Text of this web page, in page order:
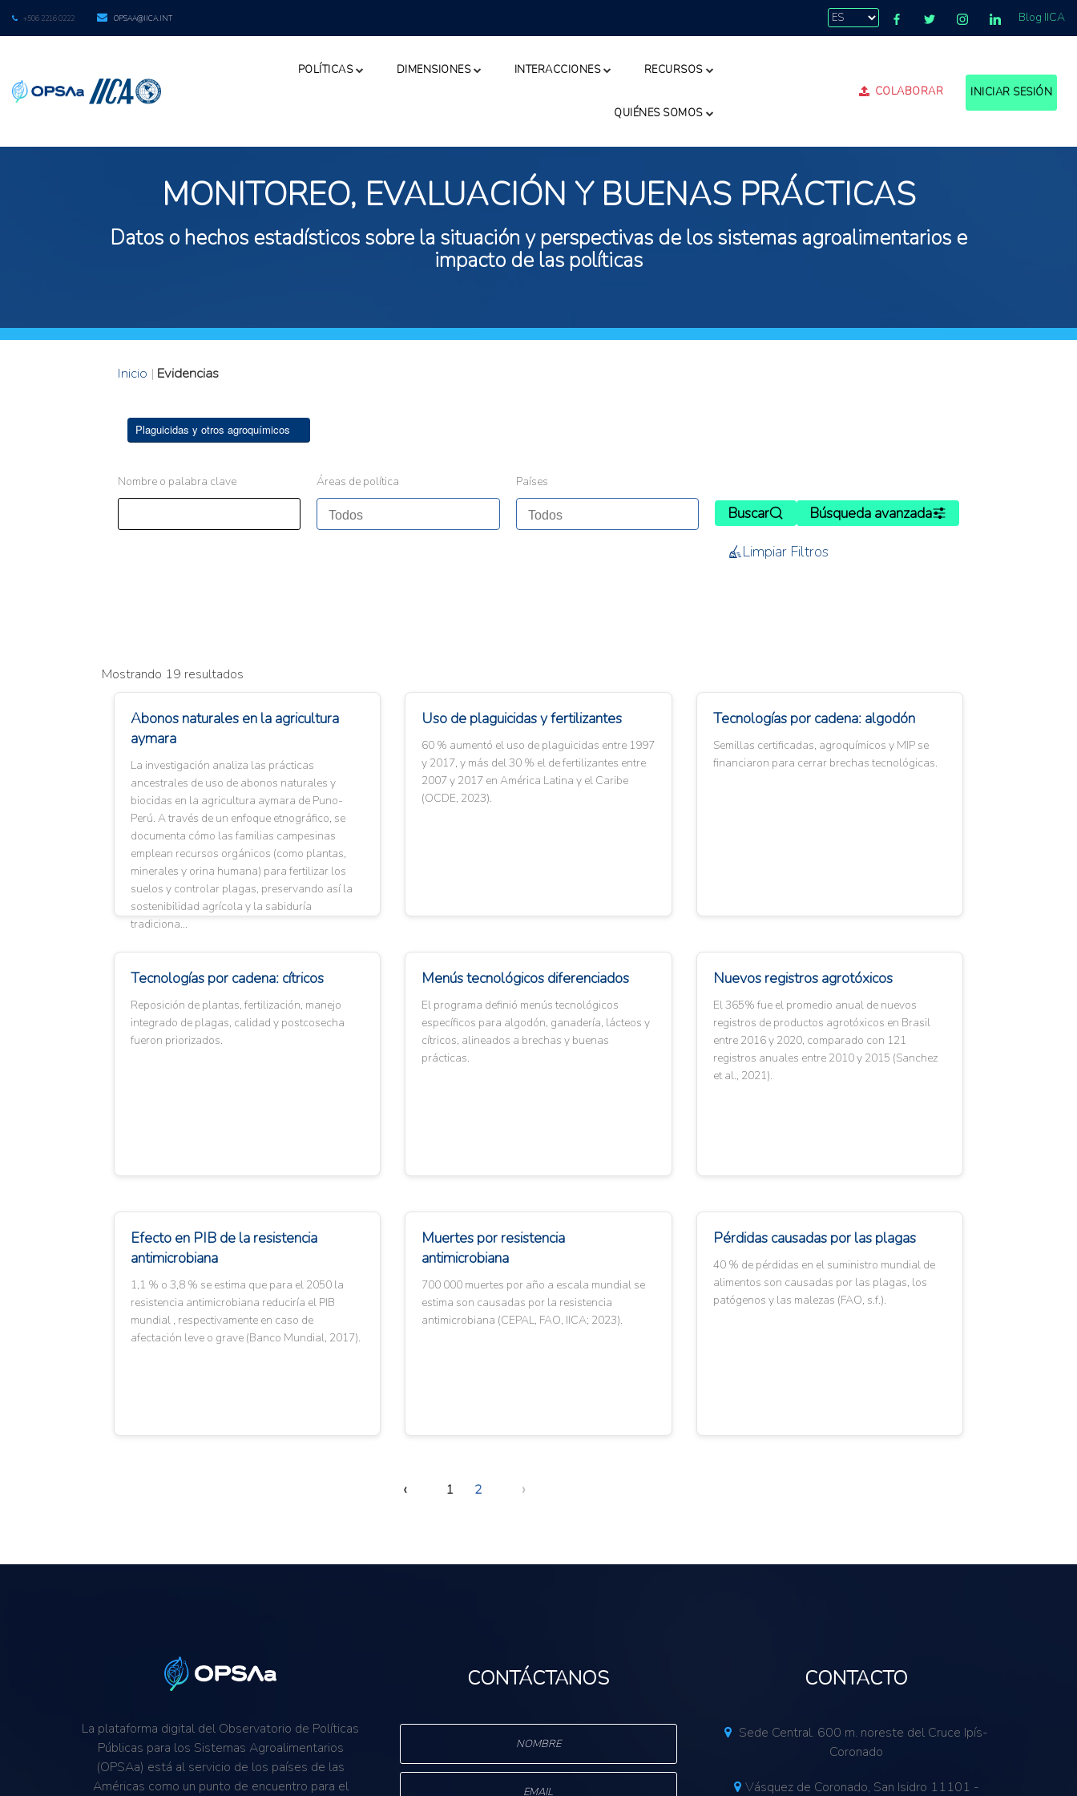
+506 2216 0222 OPSAA@IICA.INT Blog IICA
POLÍTICAS DIMENSIONES INTERACCIONES RECURSOS
QUIÉNES SOMOS
COLABORAR INICIAR SESIÓN
MONITOREO, EVALUACIÓN Y BUENAS PRÁCTICAS
Datos o hechos estadísticos sobre la situación y perspectivas de los sistemas agroalimentarios e
impacto de las políticas
Inicio | Evidencias
Plaguicidas y otros agroquímicos
Nombre o palabra clave Áreas de política Países
Buscar
Búsqueda avanzada
Limpiar Filtros
Mostrando 19 resultados
Abonos naturales en la agricultura
aymara
La investigación analiza las prácticas
ancestrales de uso de abonos naturales y
biocidas en la agricultura aymara de Puno-
Perú. A través de un enfoque etnográfico, se
documenta cómo las familias campesinas
emplean recursos orgánicos (como plantas,
minerales y orina humana) para fertilizar los
suelos y controlar plagas, preservando así la
sostenibilidad agrícola y la sabiduría
tradiciona...
Uso de plaguicidas y fertilizantes
60 % aumentó el uso de plaguicidas entre 1997
y 2017, y más del 30 % el de fertilizantes entre
2007 y 2017 en América Latina y el Caribe
(OCDE, 2023).
Tecnologías por cadena: algodón
Semillas certificadas, agroquímicos y MIP se
financiaron para cerrar brechas tecnológicas.
Tecnologías por cadena: cítricos
Reposición de plantas, fertilización, manejo
integrado de plagas, calidad y postcosecha
fueron priorizados.
Menús tecnológicos diferenciados
El programa definió menús tecnológicos
específicos para algodón, ganadería, lácteos y
cítricos, alineados a brechas y buenas
prácticas.
Nuevos registros agrotóxicos
El 365% fue el promedio anual de nuevos
registros de productos agrotóxicos en Brasil
entre 2016 y 2020, comparado con 121
registros anuales entre 2010 y 2015 (Sanchez
et al., 2021).
Efecto en PIB de la resistencia
antimicrobiana
1,1 % o 3,8 % se estima que para el 2050 la
resistencia antimicrobiana reduciría el PIB
mundial , respectivamente en caso de
afectación leve o grave (Banco Mundial, 2017).
Muertes por resistencia
antimicrobiana
700 000 muertes por año a escala mundial se
estima son causadas por la resistencia
antimicrobiana (CEPAL, FAO, IICA; 2023).
Pérdidas causadas por las plagas
40 % de pérdidas en el suministro mundial de
alimentos son causadas por las plagas, los
patógenos y las malezas (FAO, s.f.).
‹ 1 2 ›
La plataforma digital del Observatorio de Políticas
Públicas para los Sistemas Agroalimentarios
(OPSAa) está al servicio de los países de las
Américas como un punto de encuentro para el
CONTÁCTANOS CONTACTO
Sede Central. 600 m. noreste del Cruce Ipís-
Coronado
Vásquez de Coronado, San Isidro 11101 -